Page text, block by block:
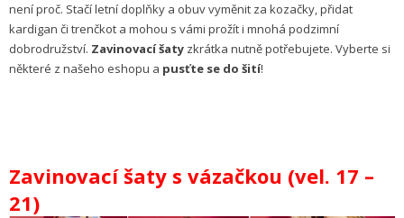
není proč. Stačí letní doplňky a obuv vyměnit za kozačky, přidat
kardigan či trenčkot a mohou s vámi prožít i mnohá podzimní
dobrodružství. Zavinovací šaty zkrátka nutně potřebujete. Vyberte si
některé z našeho eshopu a pusťte se do šití!
Zavinovací šaty s vázačkou (vel. 17 –
21)